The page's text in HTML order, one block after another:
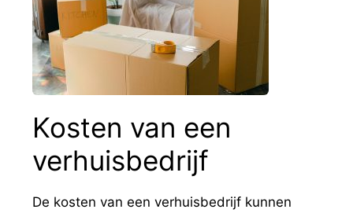
Kosten van een
verhuisbedrijf
De kosten van een verhuisbedrijf kunnen